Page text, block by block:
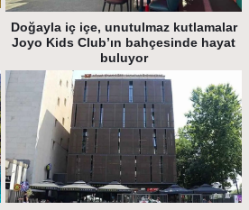
Doğayla iç içe, unutulmaz kutlamalar
Joyo Kids Club’ın bahçesinde hayat
buluyor